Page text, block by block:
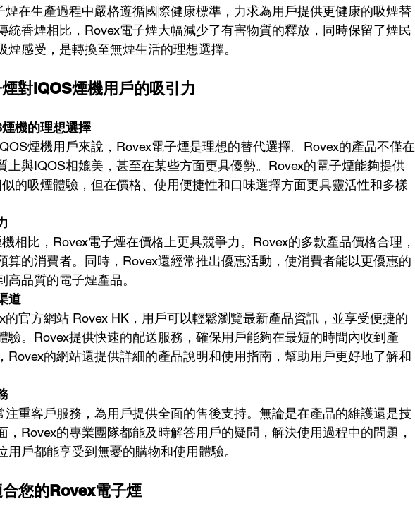
煙在生產過程中嚴格遵循國際健康標準，力求為用戶提供更健康的吸煙替
統香煙相比，Rovex電子煙大幅減少了有害物質的釋放，同時保留了煙民
煙感受，是轉換至無煙生活的理想選擇。
對IQOS煙機用戶的吸引力
機的理想選擇
煙機用戶來說，Rovex電子煙是理想的替代選擇。Rovex的產品不僅在
上與IQOS相媲美，甚至在某些方面更具優勢。Rovex的電子煙能夠提供
的吸煙體驗，但在價格、使用便捷性和口味選擇方面更具靈活性和多樣
相比，Rovex電子煙在價格上更具競爭力。Rovex的多款產品價格合理，
算的消費者。同時，Rovex還經常推出優惠活動，使消費者能以更優惠的
高品質的電子煙產品。
道
的官方網站 Rovex HK，用戶可以輕鬆瀏覽最新產品資訊，並享受便捷的
驗。Rovex提供快速的配送服務，確保用戶能夠在最短的時間內收到產
Rovex的網站還提供詳細的產品說明和使用指南，幫助用戶更好地了解和
注重客戶服務，為用戶提供全面的售後支持。無論是在產品的維護還是技
，Rovex的專業團隊都能及時解答用戶的疑問，解決使用過程中的問題，
用戶都能享受到無憂的購物和使用體驗。
您的Rovex電子煙